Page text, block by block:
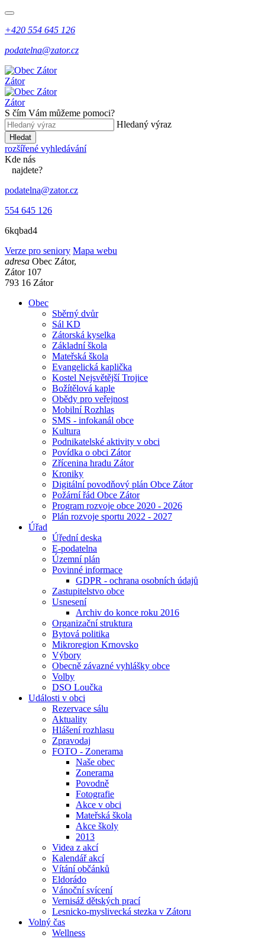
+420 554 645 126
podatelna@zator.cz
Zátor
Zátor
S čím Vám můžeme pomoci?
Hledaný výraz
Hledat
rozšířené vyhledávání
Kde nás
najdete?
podatelna@zator.cz
554 645 126
6kqbad4
Verze pro seniory Mapa webu
adresa Obec Zátor,
Zátor 107
793 16 Zátor
Obec
Sběrný dvůr
Sál KD
Zátorská kyselka
Základní škola
Mateřská škola
Evangelická kaplička
Kostel Nejsvětější Trojice
Božítělová kaple
Obědy pro veřejnost
Mobilní Rozhlas
SMS - infokanál obce
Kultura
Podnikatelské aktivity v obci
Povídka o obci Zátor
Zřícenina hradu Zátor
Kroniky
Digitální povodňový plán Obce Zátor
Požární řád Obce Zátor
Program rozvoje obce 2020 - 2026
Plán rozvoje sportu 2022 - 2027
Úřad
Úřední deska
E-podatelna
Územní plán
Povinné informace
GDPR - ochrana osobních údajů
Zastupitelstvo obce
Usnesení
Archiv do konce roku 2016
Organizační struktura
Bytová politika
Mikroregion Krnovsko
Výbory
Obecně závazné vyhlášky obce
Volby
DSO Loučka
Události v obci
Rezervace sálu
Aktuality
Hlášení rozhlasu
Zpravodaj
FOTO - Zonerama
Naše obec
Zonerama
Povodně
Fotografie
Akce v obci
Mateřská škola
Akce školy
2013
Videa z akcí
Kalendář akcí
Vítání občánků
Eldorádo
Vánoční svícení
Vernisáž dětských prací
Lesnicko-myslivecká stezka v Zátoru
Volný čas
Wellness